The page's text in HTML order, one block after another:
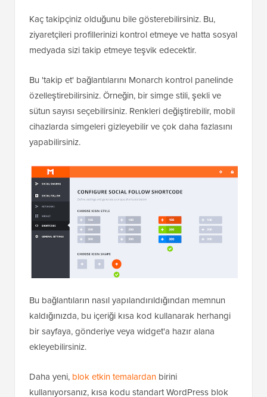
Kaç takipçiniz olduğunu bile gösterebilirsiniz. Bu,
ziyaretçileri profillerinizi kontrol etmeye ve hatta sosyal
medyada sizi takip etmeye teşvik edecektir.
Bu 'takip et' bağlantılarını Monarch kontrol panelinde
özelleştirebilirsiniz. Örneğin, bir simge stili, şekli ve
sütun sayısı seçebilirsiniz. Renkleri değiştirebilir, mobil
cihazlarda simgeleri gizleyebilir ve çok daha fazlasını
yapabilirsiniz.
Bu bağlantıların nasıl yapılandırıldığından memnun
kaldığınızda, bu içeriği kısa kod kullanarak herhangi
bir sayfaya, gönderiye veya widget'a hazır alana
ekleyebilirsiniz.
Daha yeni, blok etkin temalardan birini
kullanıyorsanız, kısa kodu standart WordPress blok